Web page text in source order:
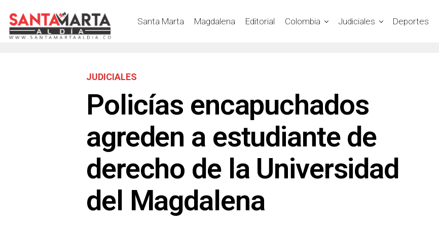
Santa Marta Magdalena Editorial Colombia Judiciales Deportes
JUDICIALES
Policías encapuchados
agreden a estudiante de
derecho de la Universidad
del Magdalena